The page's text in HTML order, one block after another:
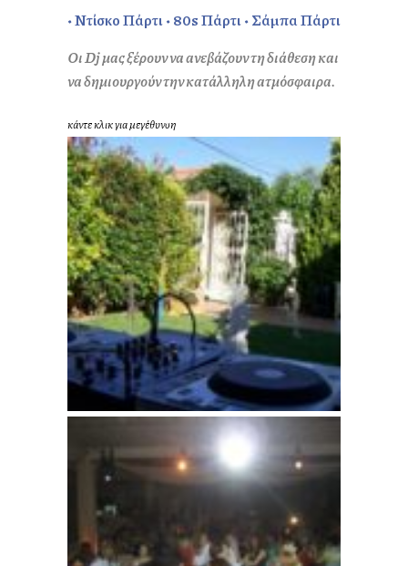
• Ντίσκο Πάρτι • 80s Πάρτι • Σάμπα Πάρτι
Οι Dj μας ξέρουν να ανεβάζουν τη διάθεση και
να δημιουργούν την κατάλληλη ατμόσφαιρα.
κάντε κλικ για μεγέθυνση